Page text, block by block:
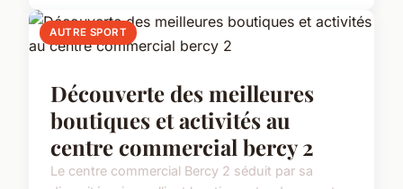
AUTRE SPORT
Découverte des meilleures
boutiques et activités au
centre commercial bercy 2
Le centre commercial Bercy 2 séduit par sa